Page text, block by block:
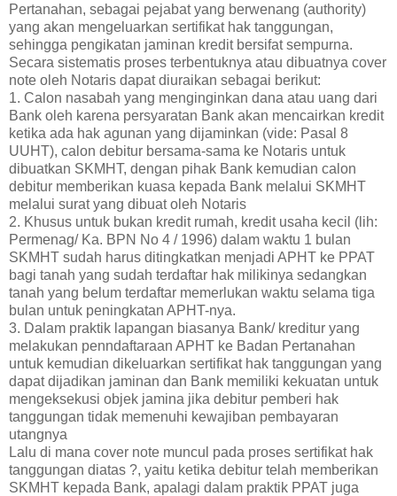
Pertanahan, sebagai pejabat yang berwenang (authority)
yang akan mengeluarkan sertifikat hak tanggungan,
sehingga pengikatan jaminan kredit bersifat sempurna.
Secara sistematis proses terbentuknya atau dibuatnya cover
note oleh Notaris dapat diuraikan sebagai berikut:
1. Calon nasabah yang menginginkan dana atau uang dari
Bank oleh karena persyaratan Bank akan mencairkan kredit
ketika ada hak agunan yang dijaminkan (vide: Pasal 8
UUHT), calon debitur bersama-sama ke Notaris untuk
dibuatkan SKMHT, dengan pihak Bank kemudian calon
debitur memberikan kuasa kepada Bank melalui SKMHT
melalui surat yang dibuat oleh Notaris
2. Khusus untuk bukan kredit rumah, kredit usaha kecil (lih:
Permenag/ Ka. BPN No 4 / 1996) dalam waktu 1 bulan
SKMHT sudah harus ditingkatkan menjadi APHT ke PPAT
bagi tanah yang sudah terdaftar hak milikinya sedangkan
tanah yang belum terdaftar memerlukan waktu selama tiga
bulan untuk peningkatan APHT-nya.
3. Dalam praktik lapangan biasanya Bank/ kreditur yang
melakukan penndaftaraan APHT ke Badan Pertanahan
untuk kemudian dikeluarkan sertifikat hak tanggungan yang
dapat dijadikan jaminan dan Bank memiliki kekuatan untuk
mengeksekusi objek jamina jika debitur pemberi hak
tanggungan tidak memenuhi kewajiban pembayaran
utangnya
Lalu di mana cover note muncul pada proses sertifikat hak
tanggungan diatas ?, yaitu ketika debitur telah memberikan
SKMHT kepada Bank, apalagi dalam praktik PPAT juga